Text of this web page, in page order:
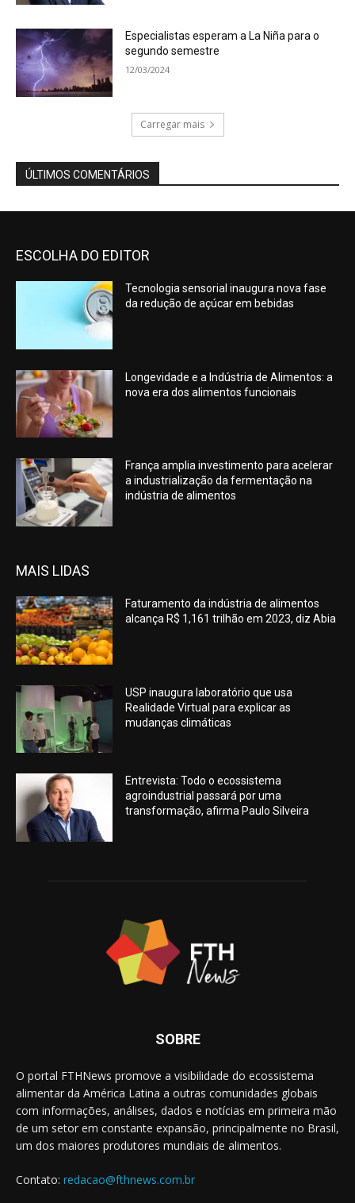
Especialistas esperam a La Niña para o
segundo semestre
12/03/2024
Carregar mais
ÚLTIMOS COMENTÁRIOS
ESCOLHA DO EDITOR
Tecnologia sensorial inaugura nova fase
da redução de açúcar em bebidas
Longevidade e a Indústria de Alimentos: a
nova era dos alimentos funcionais
França amplia investimento para acelerar
a industrialização da fermentação na
indústria de alimentos
MAIS LIDAS
Faturamento da indústria de alimentos
alcança R$ 1,161 trilhão em 2023, diz Abia
USP inaugura laboratório que usa
Realidade Virtual para explicar as
mudanças climáticas
Entrevista: Todo o ecossistema
agroindustrial passará por uma
transformação, afirma Paulo Silveira
SOBRE
O portal FTHNews promove a visibilidade do ecossistema
alimentar da América Latina a outras comunidades globais
com informações, análises, dados e notícias em primeira mão
de um setor em constante expansão, principalmente no Brasil,
um dos maiores produtores mundiais de alimentos.
Contato: redacao@fthnews.com.br